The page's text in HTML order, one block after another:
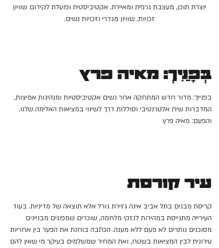
יוצרת תוכן, מעצבת גרפית ומאיירת. אקטיביסטית ופועלת לקידום שוויון
זכויות, שוויון מגדרי וזכויות נשים.
בְּפָנַיִךְ: מאיה פרץ
בפנייך: מדור חדש המתחקה אחר נשים אקטיביסטיות ומנהיגות אמיצות,
המדברות שיח אלטרנטיבי וסוללות דרך לשינוי במציאות האלימה שלנו.
והפעם: מאיה פרץ
עיר קורסת
קריסת מבנים בתל אביב אינה גזירת גורל אלא תוצאה של מדיניות. בעוד
העירייה מתגייסת במהירות לנזקי מלחמה, שוכרים שמפונים מבניינים
מסוכנים נותרים לא פעם ללא מענה. הכתבה בוחנת את הפער בין אחריות
עירונית לבין המציאות בשטח, ואת המחיר שמשלמים בעיקר מי שאין להם